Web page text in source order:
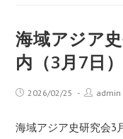
海域アジア
内（3月7日）
2026/02/25 admin
海域アジア史研究会3